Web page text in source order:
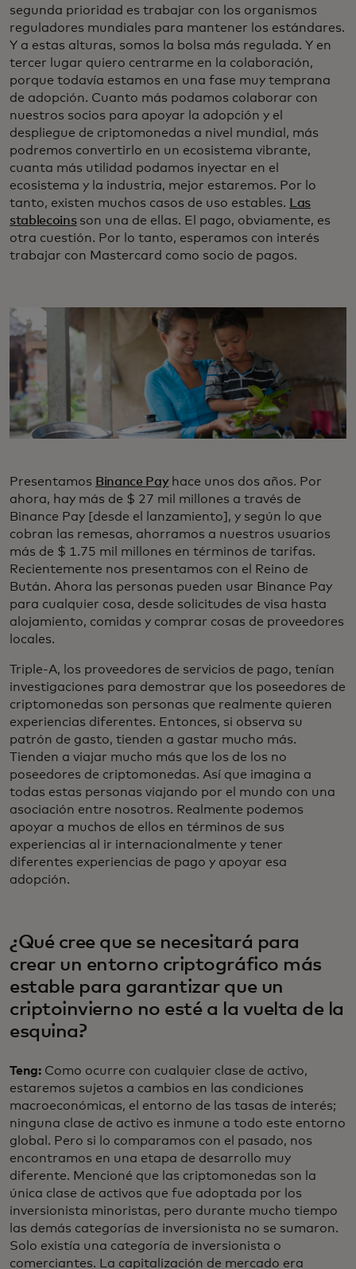
segunda prioridad es trabajar con los organismos
reguladores mundiales para mantener los estándares.
Y a estas alturas, somos la bolsa más regulada. Y en
tercer lugar quiero centrarme en la colaboración,
porque todavía estamos en una fase muy temprana
de adopción. Cuanto más podamos colaborar con
nuestros socios para apoyar la adopción y el
despliegue de criptomonedas a nivel mundial, más
podremos convertirlo en un ecosistema vibrante,
cuanta más utilidad podamos inyectar en el
ecosistema y la industria, mejor estaremos. Por lo
tanto, existen muchos casos de uso estables. Las
stablecoinsson una de ellas. El pago, obviamente, es
otra cuestión. Por lo tanto, esperamos con interés
trabajar con Mastercard como socio de pagos.
Presentamos Binance Payhace unos dos años. Por
ahora, hay más de $ 27 mil millones a través de
Binance Pay [desde el lanzamiento], y según lo que
cobran las remesas, ahorramos a nuestros usuarios
más de $ 1.75 mil millones en términos de tarifas.
Recientemente nos presentamos con el Reino de
Bután. Ahora las personas pueden usar Binance Pay
para cualquier cosa, desde solicitudes de visa hasta
alojamiento, comidas y comprar cosas de proveedores
locales.
Triple-A, los proveedores de servicios de pago, tenían
investigaciones para demostrar que los poseedores de
criptomonedas son personas que realmente quieren
experiencias diferentes. Entonces, si observa su
patrón de gasto, tienden a gastar mucho más.
Tienden a viajar mucho más que los de los no
poseedores de criptomonedas. Así que imagina a
todas estas personas viajando por el mundo con una
asociación entre nosotros. Realmente podemos
apoyar a muchos de ellos en términos de sus
experiencias al ir internacionalmente y tener
diferentes experiencias de pago y apoyar esa
adopción.
¿Qué cree que se necesitará para
crear un entorno criptográfico más
estable para garantizar que un
criptoinvierno no esté a la vuelta de la
esquina?
Teng: Como ocurre con cualquier clase de activo,
estaremos sujetos a cambios en las condiciones
macroeconómicas, el entorno de las tasas de interés;
ninguna clase de activo es inmune a todo este entorno
global. Pero si lo comparamos con el pasado, nos
encontramos en una etapa de desarrollo muy
diferente. Mencioné que las criptomonedas son la
única clase de activos que fue adoptada por los
inversionista minoristas, pero durante mucho tiempo
las demás categorías de inversionista no se sumaron.
Solo existía una categoría de inversionista o
comerciantes. La capitalización de mercado era